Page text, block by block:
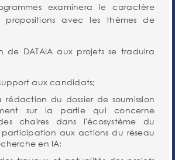
examinera le caractère
propositions avec les thèmes de
de DATAIA aux projets se traduira
aux candidats;
du dossier de soumission
sur la partie qui concerne
chaires dans l'écosystème du
aux actions du réseau
en IA;